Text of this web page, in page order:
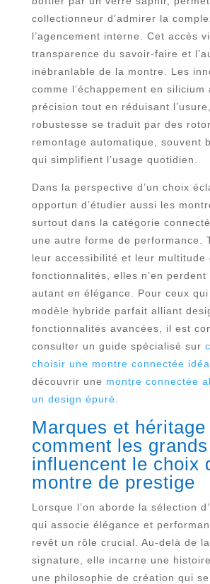
collectionneur d’admirer la
l’agencement interne. Cet accès
transparence du savoir-faire et
inébranlable de la montre. Les
comme l’échappement en silicium
précision tout en réduisant
robustesse se traduit par des
remontage automatique, souvent
qui simplifient l’usage quotidien.
Dans la perspective d’un choix
opportun d’étudier aussi les
surtout dans la catégorie
une autre forme de performance.
leur accessibilité et leur multitude
fonctionnalités, elles n’en perdent
autant en élégance. Pour ceux
modèle hybride parfait alliant
fonctionnalités avancées, il est
consulter un guide spécialisé sur
choisir une montre connectée
découvrir une montre connectée
un design épuré
Marques et héritage
comment les
influencent le choix
montre de prestige
Lorsque l’on aborde la sélection
qui associe élégance et
revêt un rôle crucial. Au-delà de
signature, elle incarne une
une philosophie de création qui